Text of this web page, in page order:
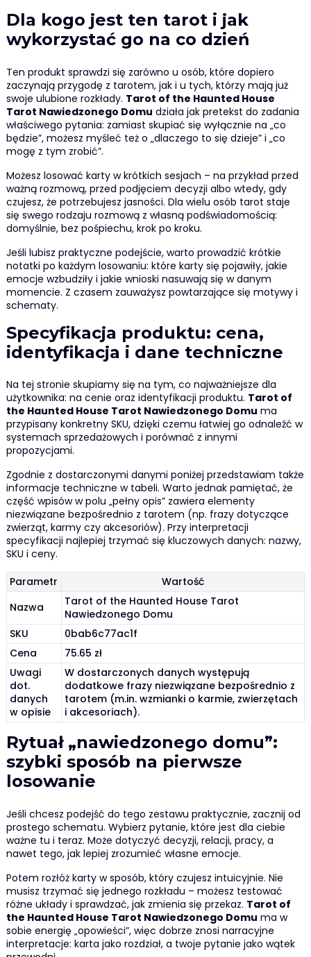
Dla kogo jest ten tarot i jak
wykorzystać go na co dzień
Ten produkt sprawdzi się zarówno u osób, które dopiero
zaczynają przygodę z tarotem, jak i u tych, którzy mają już
swoje ulubione rozkłady. Tarot of the Haunted House
Tarot Nawiedzonego Domu działa jak pretekst do zadania
właściwego pytania: zamiast skupiać się wyłącznie na „co
będzie”, możesz myśleć też o „dlaczego to się dzieje” i „co
mogę z tym zrobić”.
Możesz losować karty w krótkich sesjach – na przykład przed
ważną rozmową, przed podjęciem decyzji albo wtedy, gdy
czujesz, że potrzebujesz jasności. Dla wielu osób tarot staje
się swego rodzaju rozmową z własną podświadomością:
domyślnie, bez pośpiechu, krok po kroku.
Jeśli lubisz praktyczne podejście, warto prowadzić krótkie
notatki po każdym losowaniu: które karty się pojawiły, jakie
emocje wzbudziły i jakie wnioski nasuwają się w danym
momencie. Z czasem zauważysz powtarzające się motywy i
schematy.
Specyfikacja produktu: cena,
identyfikacja i dane techniczne
Na tej stronie skupiamy się na tym, co najważniejsze dla
użytkownika: na cenie oraz identyfikacji produktu. Tarot of
the Haunted House Tarot Nawiedzonego Domu ma
przypisany konkretny SKU, dzięki czemu łatwiej go odnaleźć w
systemach sprzedażowych i porównać z innymi
propozycjami.
Zgodnie z dostarczonymi danymi poniżej przedstawiam także
informacje techniczne w tabeli. Warto jednak pamiętać, że
część wpisów w polu „pełny opis” zawiera elementy
niezwiązane bezpośrednio z tarotem (np. frazy dotyczące
zwierząt, karmy czy akcesoriów). Przy interpretacji
specyfikacji najlepiej trzymać się kluczowych danych: nazwy,
SKU i ceny.
Parametr
Wartość
Nazwa
Tarot of the Haunted House Tarot
Nawiedzonego Domu
SKU
0bab6c77ac1f
Cena
75.65 zł
Uwagi
dot.
danych
w opisie
W dostarczonych danych występują
dodatkowe frazy niezwiązane bezpośrednio z
tarotem (m.in. wzmianki o karmie, zwierzętach
i akcesoriach).
Rytuał „nawiedzonego domu”:
szybki sposób na pierwsze
losowanie
Jeśli chcesz podejść do tego zestawu praktycznie, zacznij od
prostego schematu. Wybierz pytanie, które jest dla ciebie
ważne tu i teraz. Może dotyczyć decyzji, relacji, pracy, a
nawet tego, jak lepiej zrozumieć własne emocje.
Potem rozłóż karty w sposób, który czujesz intuicyjnie. Nie
musisz trzymać się jednego rozkładu – możesz testować
różne układy i sprawdzać, jak zmienia się przekaz. Tarot of
the Haunted House Tarot Nawiedzonego Domu ma w
sobie energię „opowieści”, więc dobrze znosi narracyjne
interpretacje: karta jako rozdział, a twoje pytanie jako wątek